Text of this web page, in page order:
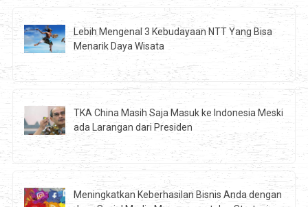
Lebih Mengenal 3 Kebudayaan NTT Yang Bisa
Menarik Daya Wisata
TKA China Masih Saja Masuk ke Indonesia Meski
ada Larangan dari Presiden
Meningkatkan Keberhasilan Bisnis Anda dengan